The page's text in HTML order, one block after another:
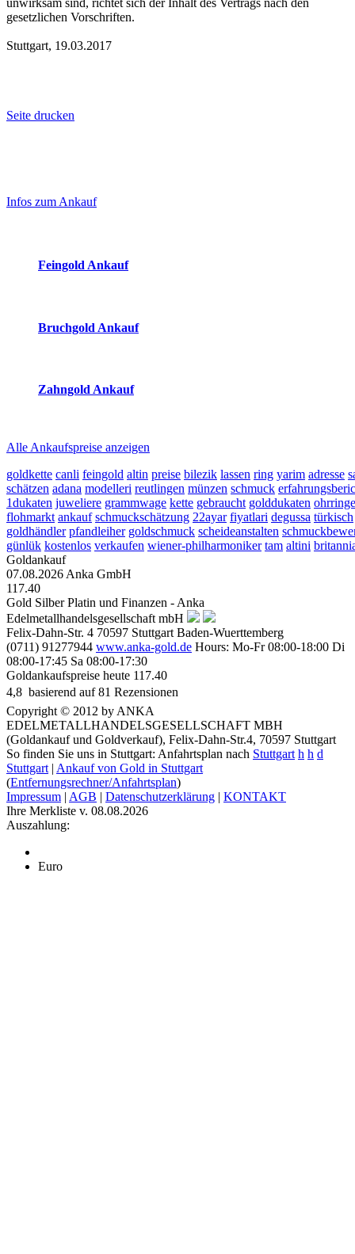
gesetzlichen Vorschriften.
Stuttgart, 19.03.2017
Seite drucken
Sidebar
Infos zum Ankauf
Feingold Ankauf
Bruchgold Ankauf
Zahngold Ankauf
Alle Ankaufspreise anzeigen
goldkette canli feingold altin preise bilezik lassen ring yarim adresse
schätzen adana modelleri reutlingen münzen schmuck
1dukaten juweliere grammwage kette gebraucht golddukaten ohrringe
flohmarkt ankauf schmuckschätzung 22ayar fiyatlari degussa türkisch
goldhändler pfandleiher goldschmuck scheideanstalten
günlük kostenlos verkaufen wiener-philharmoniker tam altini
Goldankauf
07.08.2026Anka GmbH
117.40
Gold Silber Platin und Finanzen - Anka
Edelmetallhandelsgesellschaft mbH
Felix-Dahn-Str. 4 70597 Stuttgart Baden-Wuerttemberg
(0711) 91277944 www.anka-gold.de Hours: Mo-Fr 08:00-18:00 Di
08:00-17:45 Sa 08:00-17:30
Goldankaufspreise heute 117.40
4,8  basierend auf81 Rezensionen
Copyright © 2012 by ANKA
EDELMETALLHANDELSGESELLSCHAFT MBH
(Goldankauf und Goldverkauf), Felix-Dahn-Str.4, 70597 Stuttgart
So finden Sie uns in Stuttgart: Anfahrtsplan nach Stuttgart h h d
Stuttgart| Ankauf von Gold in Stuttgart
(Entfernungsrechner/Anfahrtsplan)
Impressum | AGB | Datenschutzerklärung | KONTAKT
Ihre Merkliste v. 08.08.2026
Auszahlung:
Euro